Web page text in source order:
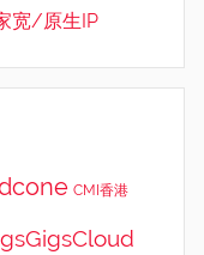
宽/原生IP
CMI香港